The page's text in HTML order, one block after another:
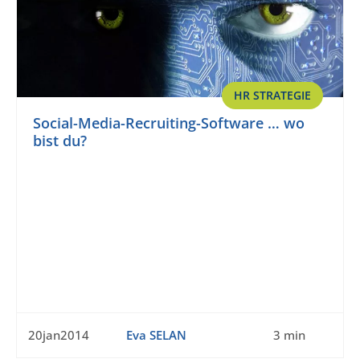
HR STRATEGIE
Social-Media-Recruiting-Software … wo
bist du?
20jan2014 Eva SELAN 3 min